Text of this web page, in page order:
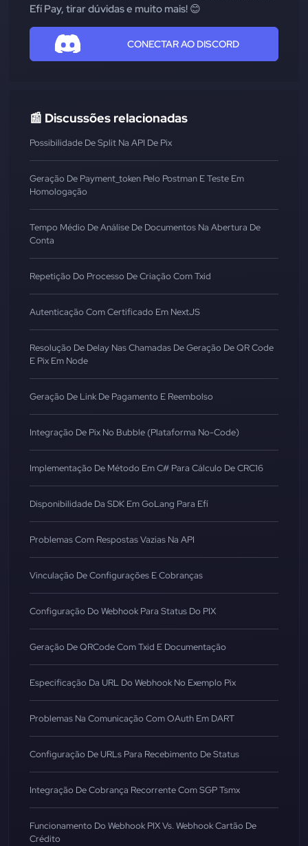
Efí Pay, tirar dúvidas e muito mais! 😊
CONECTAR AO DISCORD
📰 Discussões relacionadas
Possibilidade De Split Na API De Pix
Geração De Payment_token Pelo Postman E Teste Em
Homologação
Tempo Médio De Análise De Documentos Na Abertura De
Conta
Repetição Do Processo De Criação Com Txid
Autenticação Com Certificado Em NextJS
Resolução De Delay Nas Chamadas De Geração De QR Code
E Pix Em Node
Geração De Link De Pagamento E Reembolso
Integração De Pix No Bubble (Plataforma No-Code)
Implementação De Método Em C# Para Cálculo De CRC16
Disponibilidade Da SDK Em GoLang Para Efí
Problemas Com Respostas Vazias Na API
Vinculação De Configurações E Cobranças
Configuração Do Webhook Para Status Do PIX
Geração De QRCode Com Txid E Documentação
Especificação Da URL Do Webhook No Exemplo Pix
Problemas Na Comunicação Com OAuth Em DART
Configuração De URLs Para Recebimento De Status
Integração De Cobrança Recorrente Com SGP Tsmx
Funcionamento Do Webhook PIX Vs. Webhook Cartão De
Crédito